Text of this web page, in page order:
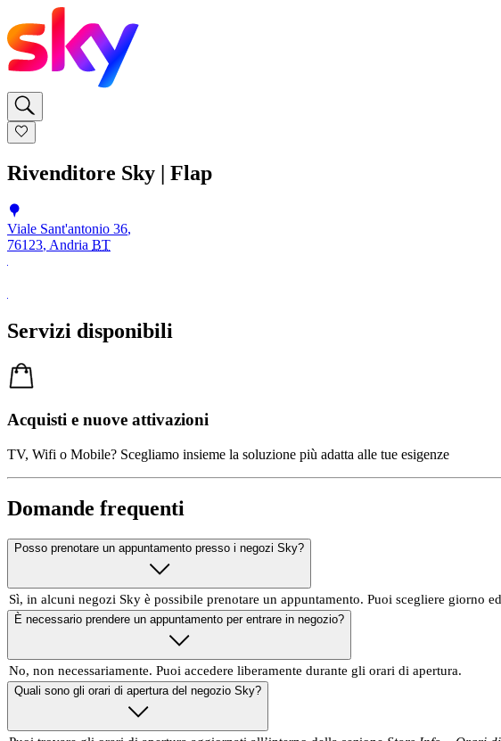
Rivenditore Sky | Flap
Viale Sant'antonio 36,
76123, Andria BT
Servizi disponibili
Acquisti e nuove attivazioni
TV, Wifi o Mobile? Scegliamo insieme la soluzione più adatta alle tue esigenze
Domande frequenti
Posso prenotare un appuntamento presso i negozi Sky?
Sì, in alcuni negozi Sky è possibile prenotare un appuntamento. Puoi scegliere giorno
È necessario prendere un appuntamento per entrare in negozio?
No, non necessariamente. Puoi accedere liberamente durante gli orari di apertura.
Quali sono gli orari di apertura del negozio Sky?